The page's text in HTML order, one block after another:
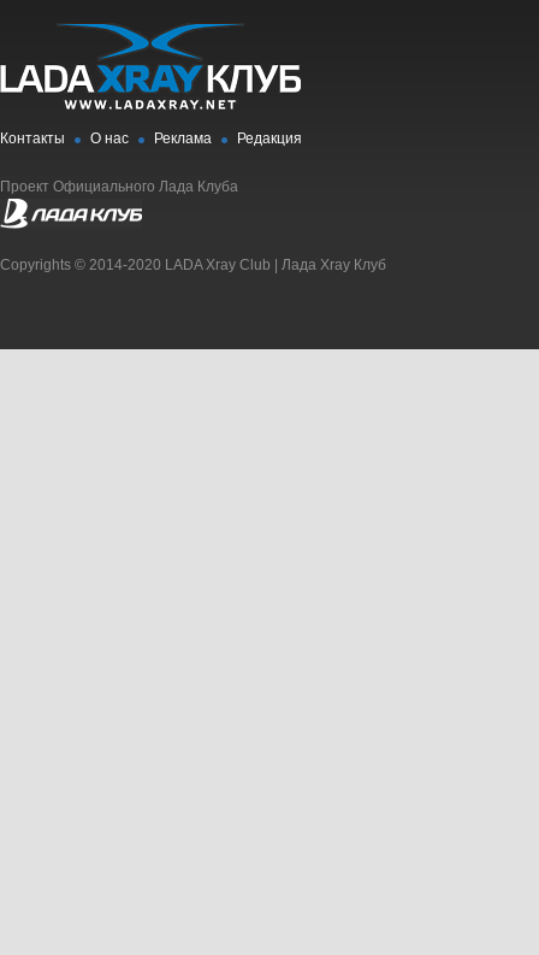
Контакты О нас Реклама Редакция
Проект Официального Лада Клуба
Copyrights © 2014-2020 LADA Xray Club | Лада Xray Клуб